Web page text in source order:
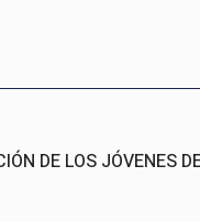
DE LOS JÓVENES